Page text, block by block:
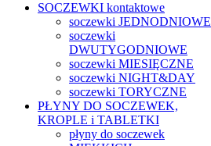
SOCZEWKI kontaktowe
soczewki JEDNODNIOWE
soczewki
DWUTYGODNIOWE
soczewki MIESIĘCZNE
soczewki NIGHT&DAY
soczewki TORYCZNE
PŁYNY DO SOCZEWEK,
KROPLE i TABLETKI
płyny do soczewek